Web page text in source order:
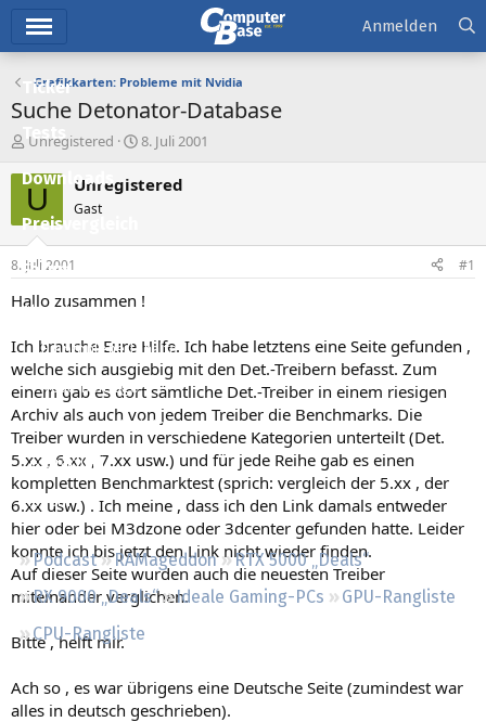
Ticker
Tests
Downloads
Preisvergleich
Forum
Aktuelles
Empfohlene Inhalte
Neue Beiträge
Neueste Aktivitäten
Leserartikel
Regeln
Podcast RAMageddon
RTX 5000 „Deals“
RX 9000 „Deals“
Ideale Gaming-PCs
GPU-Rangliste
CPU-Rangliste
Anmelden
Grafikkarten: Probleme mit Nvidia
Suche Detonator-Database
E
s
e
e
r
Unregistered
E
s
t
a
8. Juli 2001
U Unregistered
Gast
8. Juli 2001 #1
Hallo zusammen !
Ich brauche Eure Hilfe. Ich habe letztens eine Seite gefunden ,
welche sich ausgiebig mit den Det.-Treibern befasst. Zum
einem gab es dort sämtliche Det.-Treiber in einem riesigen
Archiv als auch von jedem Treiber die Benchmarks. Die
Treiber wurden in verschiedene Kategorien unterteilt (Det.
5.xx , 6.xx , 7.xx usw.) und für jede Reihe gab es einen
kompletten Benchmarktest (sprich: vergleich der 5.xx , der
6.xx usw.) . Ich meine , dass ich den Link damals entweder
hier oder bei M3dzone oder 3dcenter gefunden hatte. Leider
konnte ich bis jetzt den Link nicht wieder finden.
Auf dieser Seite wurden auch die neuesten Treiber
miteinander verglichen.
Bitte , helft mir.
Ach so , es war übrigens eine Deutsche Seite (zumindest war
alles in deutsch geschrieben).